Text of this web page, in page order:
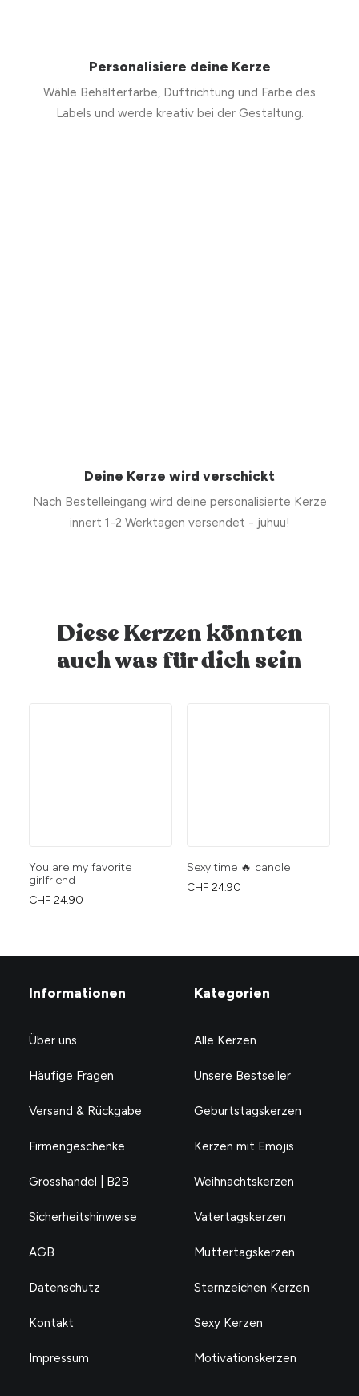
Personalisiere deine Kerze
Wähle Behälterfarbe, Duftrichtung und Farbe des
Labels und werde kreativ bei der Gestaltung.
Deine Kerze wird verschickt
Nach Bestelleingang wird deine personalisierte Kerze
innert 1-2 Werktagen versendet - juhuu!
Diese Kerzen könnten
auch was für dich sein
You are my favorite
girlfriend
CHF 24.90
Sexy time 🔥 candle
CHF 24.90
Informationen
Über uns
Häufige Fragen
Versand & Rückgabe
Firmengeschenke
Grosshandel | B2B
Sicherheitshinweise
AGB
Datenschutz
Kontakt
Impressum
Kategorien
Alle Kerzen
Unsere Bestseller
Geburtstagskerzen
Kerzen mit Emojis
Weihnachtskerzen
Vatertagskerzen
Muttertagskerzen
Sternzeichen Kerzen
Sexy Kerzen
Motivationskerzen